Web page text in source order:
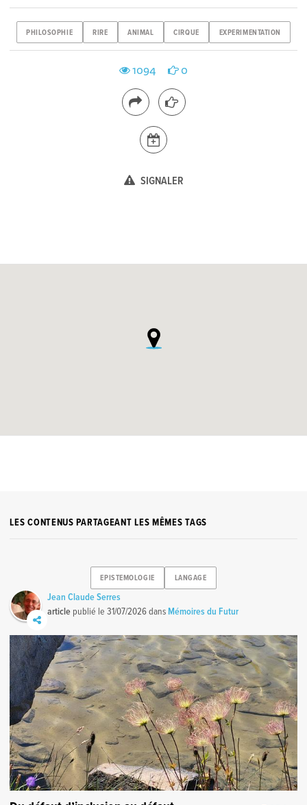
PHILOSOPHIE RIRE ANIMAL CIRQUE EXPERIMENTATION
1094 0
SIGNALER
LES CONTENUS PARTAGEANT LES MÊMES TAGS
EPISTEMOLOGIE LANGAGE
Jean Claude Serres
article publié le31/07/2026dans Mémoires du Futur